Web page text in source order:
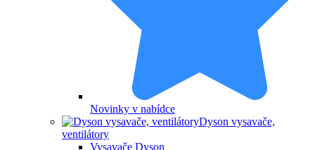
Novinky v nabídce
Dyson vysavače,
ventilátory
Vysavače Dyson